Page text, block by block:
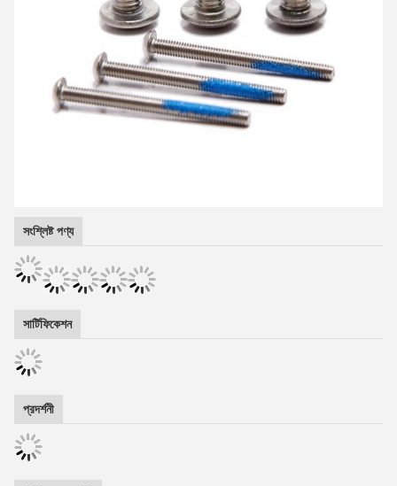
সংশ্লিষ্ট পণ্য
সার্টিফিকেশন
প্রদর্শনী